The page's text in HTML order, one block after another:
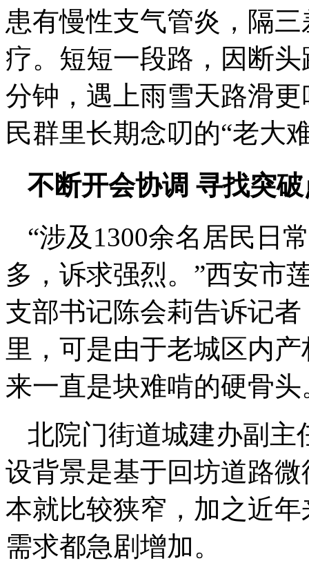
患有慢性支气管炎，隔
疗。短短一段路，因断
分钟，遇上雨雪天路滑
民群里长期念叨的“老大
不断开会协调 寻找突
“涉及1300余名居民日
多，诉求强烈。”西安市
支部书记陈会莉告诉记
里，可是由于老城区内
来一直是块难啃的硬骨头
北院门街道城建办副主
设背景是基于回坊道路
本就比较狭窄，加之近
需求都急剧增加。